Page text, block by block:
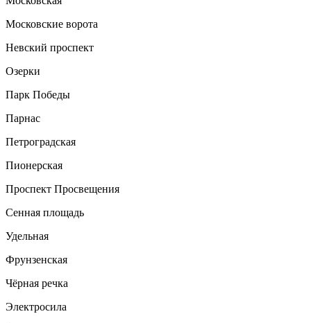
Московские ворота
Невский проспект
Озерки
Парк Победы
Парнас
Петроградская
Пионерская
Проспект Просвещения
Сенная площадь
Удельная
Фрунзенская
Чёрная речка
Электросила